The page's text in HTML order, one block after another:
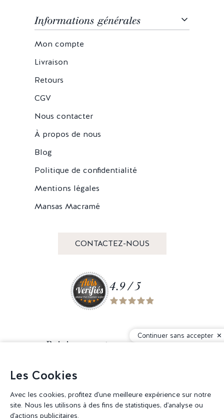
Informations générales
Mon compte
Livraison
Retours
CGV
Nous contacter
À propos de nous
Blog
Politique de confidentialité
Mentions légales
Mansas Macramé
CONTACTEZ-NOUS
4.9 / 5
Rejoignez notre communauté
© 2026 Corderie Mansas - Agence web Creabilis Gestion des cookies
Continuer sans accepter
Les Cookies
Avec les cookies, profitez d'une meilleure expérience sur notre
site. Nous les utilisons à des fins de statistiques, d'analyse ou
d'actions publicitaires.